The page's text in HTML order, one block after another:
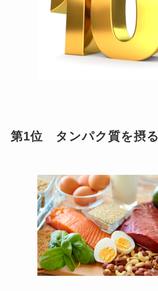
第1位 タンパク質を摂る